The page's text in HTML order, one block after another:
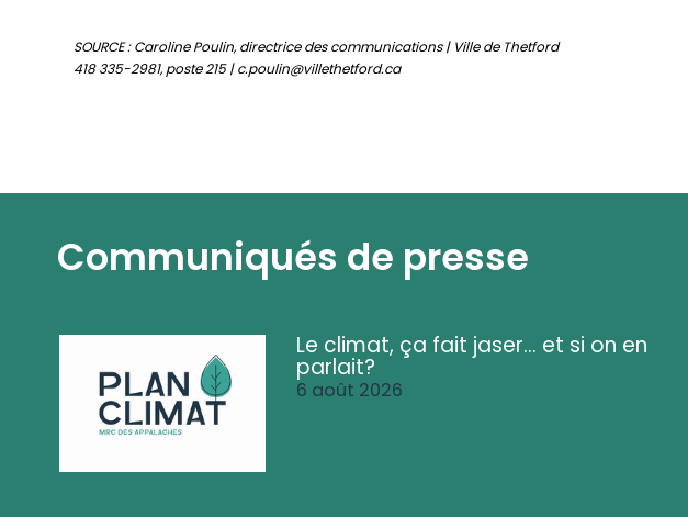
SOURCE : Caroline Poulin, directrice des communications | Ville de Thetford
418 335-2981, poste 215 | c.poulin@villethetford.ca
Communiqués de presse
Le climat, ça fait jaser... et si on en
parlait?
6 août 2026